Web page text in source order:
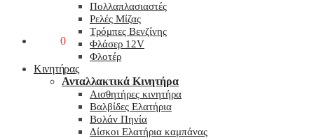
0
Πολλαπλασιαστές
Ρελές Μίζας
Τρόμπες Βενζίνης
Φλάσερ 12V
Φλοτέρ
Κινητήρας
Ανταλλακτικά Κινητήρα
Αισθητήρες κινητήρα
Βαλβίδες Ελατήρια
Βολάν Πηνία
Δίσκοι Ελατήρια καμπάνας